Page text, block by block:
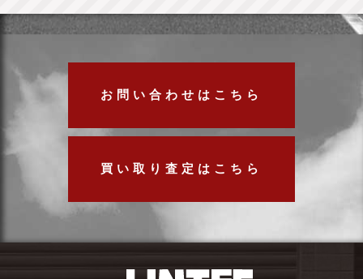
お問い合わせはこちら
買い取り査定はこちら